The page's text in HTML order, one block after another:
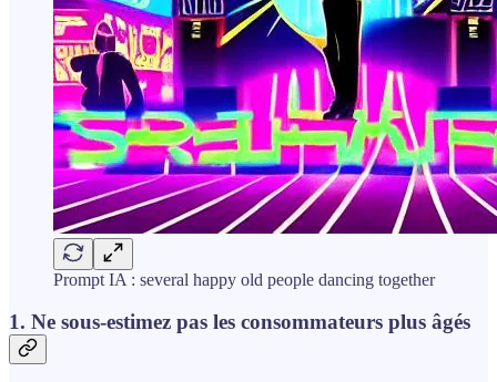
Prompt IA : several happy old people dancing together
1. Ne sous-estimez pas les consommateurs plus âgés